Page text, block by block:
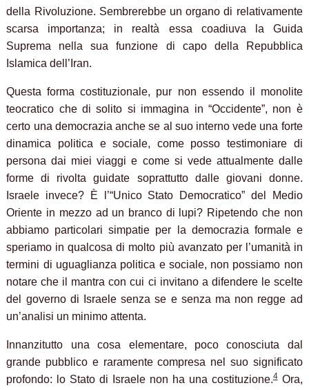
della Rivoluzione. Sembrerebbe un organo di relativamente
scarsa importanza; in realtà essa coadiuva la Guida
Suprema nella sua funzione di capo della Repubblica
Islamica dell’Iran.
Questa forma costituzionale, pur non essendo il monolite
teocratico che di solito si immagina in “Occidente”, non è
certo una democrazia anche se al suo interno vede una forte
dinamica politica e sociale, come posso testimoniare di
persona dai miei viaggi e come si vede attualmente dalle
forme di rivolta guidate soprattutto dalle giovani donne.
Israele invece? È l’“Unico Stato Democratico” del Medio
Oriente in mezzo ad un branco di lupi? Ripetendo che non
abbiamo particolari simpatie per la democrazia formale e
speriamo in qualcosa di molto più avanzato per l’umanità in
termini di uguaglianza politica e sociale, non possiamo non
notare che il mantra con cui ci invitano a difendere le scelte
del governo di Israele senza se e senza ma non regge ad
un’analisi un minimo attenta.
Innanzitutto una cosa elementare, poco conosciuta dal
grande pubblico e raramente compresa nel suo significato
profondo: lo Stato di Israele non ha una costituzione.4Ora,